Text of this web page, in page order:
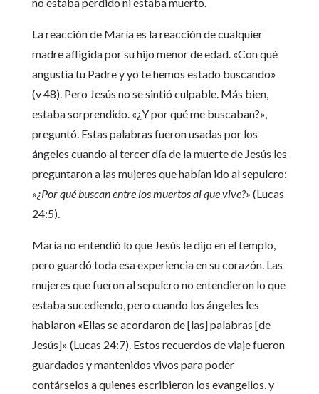
La reacción de María es la reacción de cualquier
madre afligida por su hijo menor de edad. «Con qué
angustia tu Padre y yo te hemos estado buscando»
(v 48). Pero Jesús no se sintió culpable. Más bien,
estaba sorprendido. «¿Y por qué me buscaban?»,
preguntó. Estas palabras fueron usadas por los
ángeles cuando al tercer día de la muerte de Jesús les
preguntaron a las mujeres que habían ido al sepulcro:
«¿Por qué buscan entre los muertos al que vive?» (Lucas
24:5).
María no entendió lo que Jesús le dijo en el templo,
pero guardó toda esa experiencia en su corazón. Las
mujeres que fueron al sepulcro no entendieron lo que
estaba sucediendo, pero cuando los ángeles les
hablaron «Ellas se acordaron de [las] palabras [de
Jesús]» (Lucas 24:7). Estos recuerdos de viaje fueron
guardados y mantenidos vivos para poder
contárselos a quienes escribieron los evangelios, y